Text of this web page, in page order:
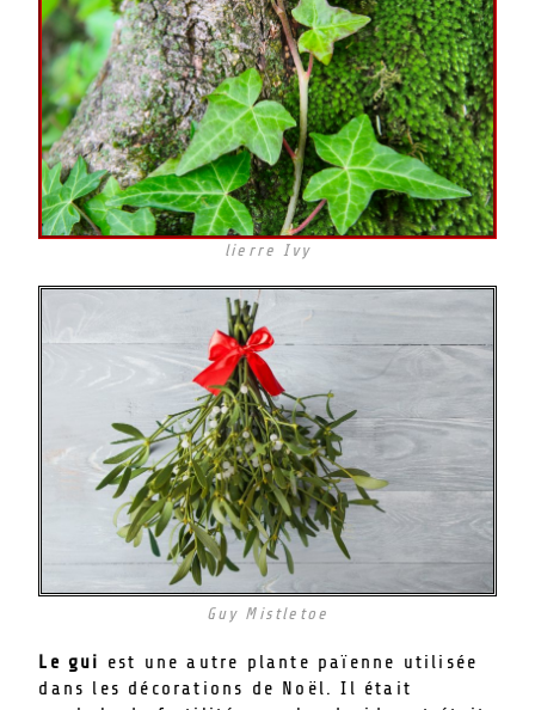
lierre Ivy
Guy Mistletoe
Le gui est une autre plante païenne utilisée
dans les décorations de Noël. Il était